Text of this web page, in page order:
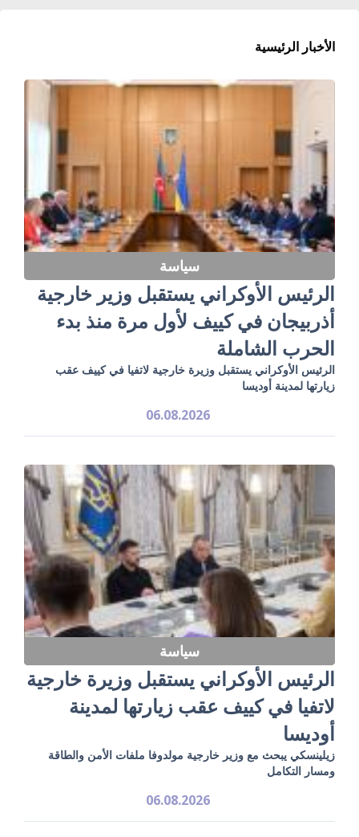
الأخبار الرئيسية
سياسة
الرئيس الأوكراني يستقبل وزير خارجية
أذربيجان في كييف لأول مرة منذ بدء
الحرب الشاملة
الرئيس الأوكراني يستقبل وزيرة خارجية لاتفيا في كييف عقب
زيارتها لمدينة أوديسا
06.08.2026
سياسة
الرئيس الأوكراني يستقبل وزيرة خارجية
لاتفيا في كييف عقب زيارتها لمدينة
أوديسا
زيلينسكي يبحث مع وزير خارجية مولدوفا ملفات الأمن والطاقة
ومسار التكامل
06.08.2026